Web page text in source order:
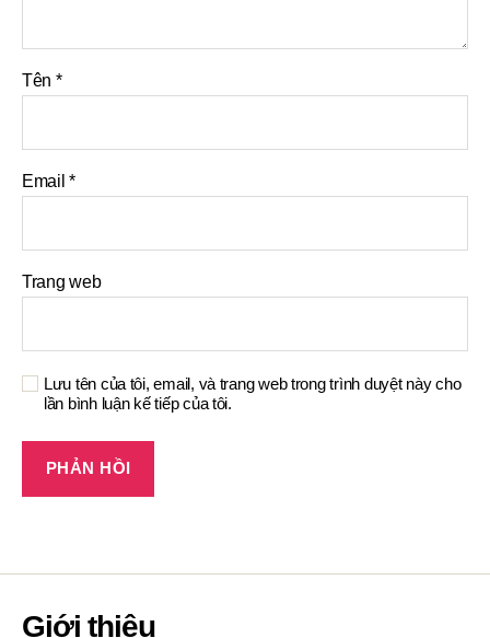
Tên *
Email*
Trang web
Lưu tên của tôi, email, và trang web trong trình duyệt này cho
lần bình luận kế tiếp của tôi.
Giới thiệu